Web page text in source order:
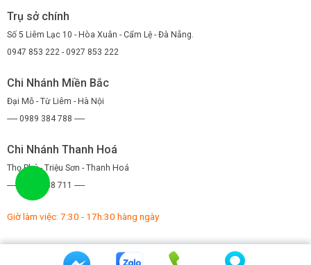
Trụ sở chính
Số 5 Liêm Lạc 10 - Hòa Xuân - Cẩm Lệ - Đà Nẵng.
0947 853 222 - 0927 853 222
Chi Nhánh Miền Bắc
Đại Mỗ - Từ Liêm - Hà Nội
----- 0989 384 788 -----
Chi Nhánh Thanh Hoá
Thọ Phú - Triệu Sơn - Thanh Hoá
----- 0971 088 711 -----
Giờ làm việc: 7:30 - 17h:30 hàng ngày